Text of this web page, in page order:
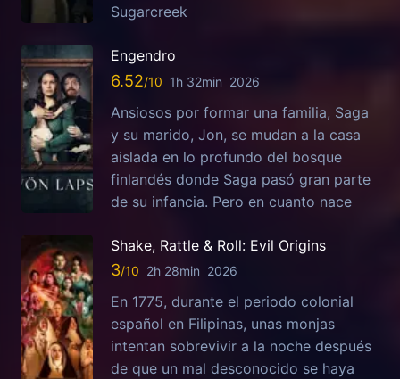
Sugarcreek
Engendro
6.52 1h 32min 2026
Ansiosos por formar una familia, Saga
y su marido, Jon, se mudan a la casa
aislada en lo profundo del bosque
finlandés donde Saga pasó gran parte
de su infancia. Pero en cuanto nace
Shake, Rattle & Roll: Evil Origins
3 2h 28min 2026
En 1775, durante el periodo colonial
español en Filipinas, unas monjas
intentan sobrevivir a la noche después
de que un mal desconocido se haya